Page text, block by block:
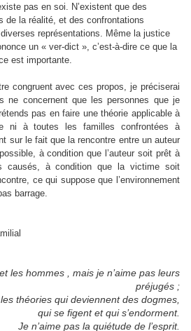
pas en soi. N’existent que des
de la réalité, et des confrontations
représentations. Même la justice
un « ver-dict », c’est-à-dire ce que la
est importante.
congruent avec ces propos, je préciserai
ne concernent que les personnes que je
pas en faire une théorie applicable à
ni à toutes les familles confrontées à
sur le fait que la rencontre entre un auteur
à condition que l’auteur soit prêt à
causés, à condition que la victime soit
ce qui suppose que l’environnement
barrage.
les hommes , mais je n’aime pas leurs
préjugés ;
théories qui deviennent des dogmes,
qui se figent et qui s’endorment.
Je n’aime pas la quiétude de l’esprit.